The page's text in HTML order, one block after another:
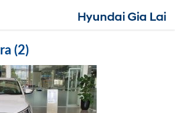
(2)